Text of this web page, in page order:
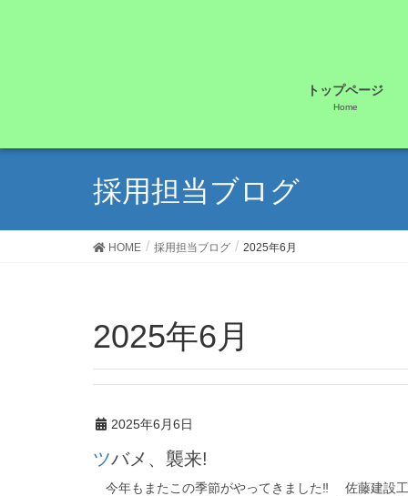
トップページ
Home
採用担当ブログ
HOME 採用担当ブログ 2025年6月
2025年6月
2025年6月6日
ツバメ、襲来!
今年もまたこの季節がやってきました‼ 佐藤建設